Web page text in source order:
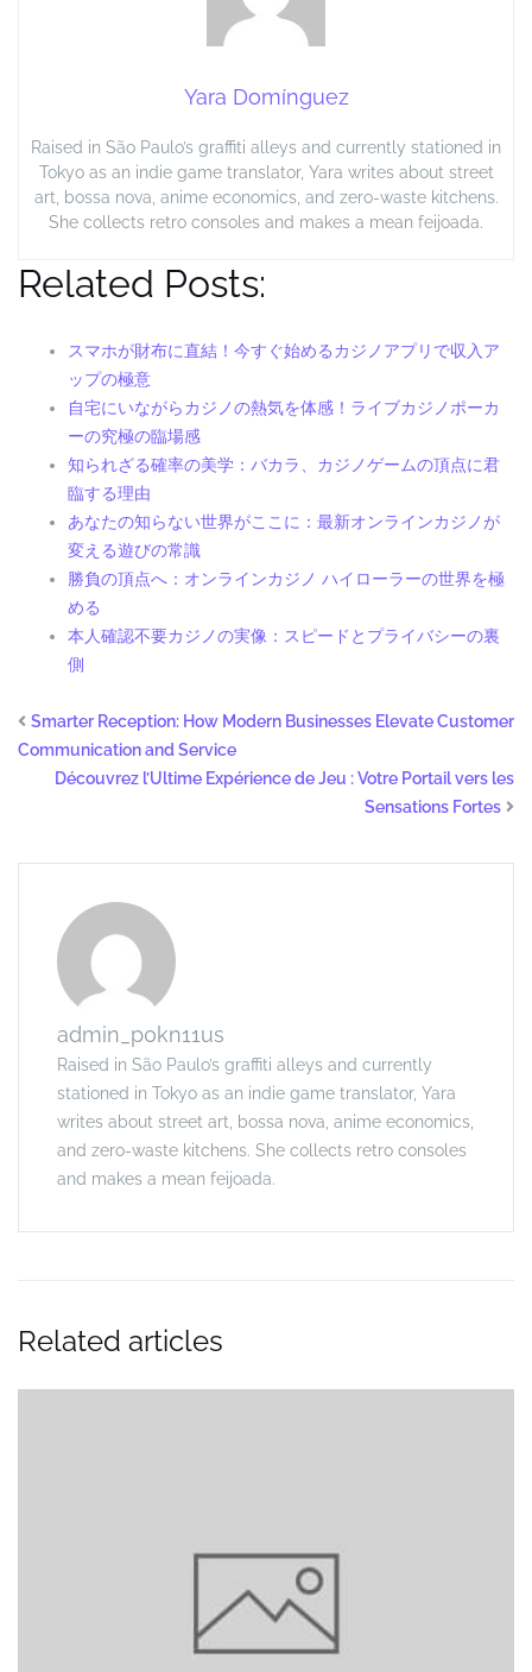
Yara Domínguez
Raised in São Paulo’s graffiti alleys and currently stationed in
Tokyo as an indie game translator, Yara writes about street
art, bossa nova, anime economics, and zero-waste kitchens.
She collects retro consoles and makes a mean feijoada.
Related Posts:
スマホが財布に直結！今すぐ始めるカジノアプリで収入ア
ップの極意
自宅にいながらカジノの熱気を体感！ライブカジノポーカ
ーの究極の臨場感
知られざる確率の美学：バカラ、カジノゲームの頂点に君
臨する理由
あなたの知らない世界がここに：最新オンラインカジノが
変える遊びの常識
勝負の頂点へ：オンラインカジノ ハイローラーの世界を極
める
本人確認不要カジノの実像：スピードとプライバシーの裏
側
Smarter Reception: How Modern Businesses Elevate Customer
Communication and Service
Découvrez l’Ultime Expérience de Jeu : Votre Portail vers les
Sensations Fortes
admin_p0kn11us
Raised in São Paulo’s graffiti alleys and currently
stationed in Tokyo as an indie game translator, Yara
writes about street art, bossa nova, anime economics,
and zero-waste kitchens. She collects retro consoles
and makes a mean feijoada.
Related articles